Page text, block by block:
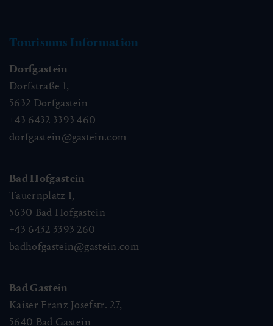
Tourismus Information
Dorfgastein
Dorfstraße 1,
5632 Dorfgastein
+43 6432 3393 460
dorfgastein@gastein.com
Bad Hofgastein
Tauernplatz 1,
5630 Bad Hofgastein
+43 6432 3393 260
badhofgastein@gastein.com
Bad Gastein
Kaiser Franz Josefstr. 27,
5640 Bad Gastein